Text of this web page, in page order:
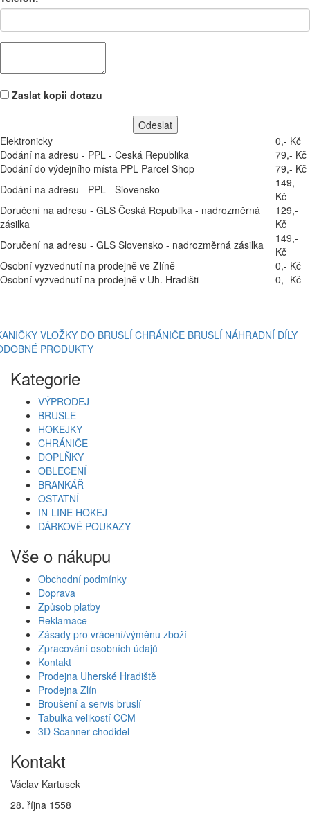
Zaslat kopii dotazu
Elektronicky
0,- Kč
Dodání na adresu - PPL - Česká Republika
79,- Kč
Dodání do výdejního místa PPL Parcel Shop
79,- Kč
Dodání na adresu - PPL - Slovensko
149,-
Kč
Doručení na adresu - GLS Česká Republika - nadrozměrná
zásilka
129,-
Kč
Doručení na adresu - GLS Slovensko - nadrozměrná zásilka
149,-
Kč
Osobní vyzvednutí na prodejně ve Zlíně
0,- Kč
Osobní vyzvednutí na prodejně v Uh. Hradišti
0,- Kč
VLOŽKY DO BRUSLÍ CHRÁNIČE BRUSLÍ NÁHRADNÍ DÍLY
PRODUKTY
Kategorie
VÝPRODEJ
BRUSLE
HOKEJKY
CHRÁNIČE
DOPLŇKY
OBLEČENÍ
BRANKÁŘ
OSTATNÍ
IN-LINE HOKEJ
DÁRKOVÉ POUKAZY
Vše o nákupu
Obchodní podmínky
Doprava
Způsob platby
Reklamace
Zásady pro vrácení/výměnu zboží
Zpracování osobních údajů
Kontakt
Prodejna Uherské Hradiště
Prodejna Zlín
Broušení a servis bruslí
Tabulka velikostí CCM
3D Scanner chodidel
Kontakt
Václav Kartusek
28. října 1558